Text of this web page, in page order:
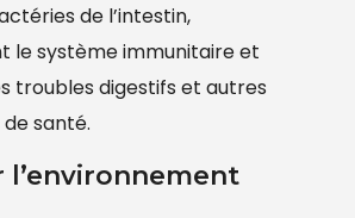
de l’intestin,
le système immunitaire et
troubles digestifs et autres
santé.
l’environnement